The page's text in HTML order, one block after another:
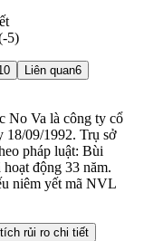
5)
Liên quan6
No Va là công ty cổ
18/09/1992. Trụ sở
pháp luật: Bùi
động 33 năm.
niêm yết mã NVL
rủi ro chi tiết